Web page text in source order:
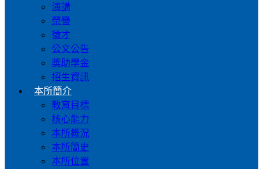
演講
榮譽
徵才
公文公告
獎助學金
招生資訊
本所簡介
教育目標
核心能力
本所概況
本所簡史
本所位置